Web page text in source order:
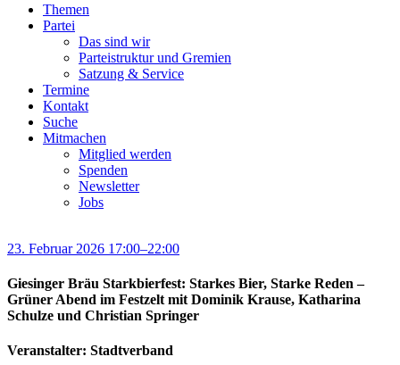
Themen
Partei
Das sind wir
Parteistruktur und Gremien
Satzung & Service
Termine
Kontakt
Suche
Mitmachen
Mitglied werden
Spenden
Newsletter
Jobs
23. Februar 2026 17:00–22:00
Giesinger Bräu Starkbierfest: Starkes Bier, Starke Reden –
Grüner Abend im Festzelt mit Dominik Krause, Katharina
Schulze und Christian Springer
Veranstalter: Stadtverband